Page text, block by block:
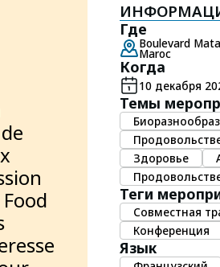
Где
Boulevard
Maroc
Когда
10 декабря
Темы
Здоровье
Теги
Совместная
Конференция
Язык